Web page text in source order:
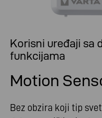
Korisni uređaji sa
funkcijama
Motion
Bez obzira koji tip